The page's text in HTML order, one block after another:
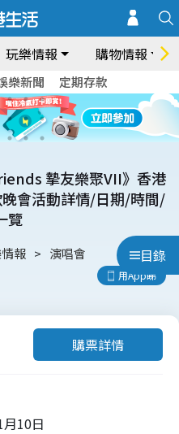
玩樂情報 購物情報
樂新聞 定期存款
目錄
摯友樂聚VII》香港
會活動詳情/日期/時間/
覽
報 演唱會
用App睇
購票詳情
10日